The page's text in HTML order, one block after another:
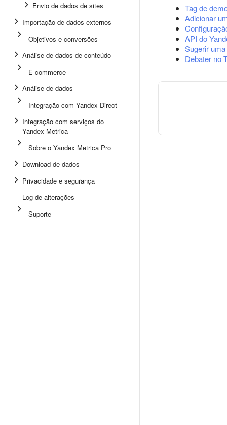
Envio de dados de sites
Importação de dados externos
Objetivos e conversões
Análise de dados de conteúdo
E-commerce
Análise de dados
Integração com Yandex Direct
Integração com serviços do
Yandex Metrica
Sobre o Yandex Metrica Pro
Download de dados
Privacidade e segurança
Log de alterações
Suporte
Tag de
Adicionar
API do
Sugerir
Debater no